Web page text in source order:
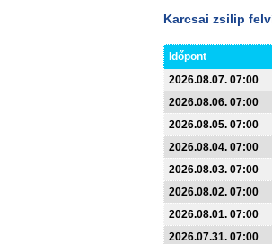
Karcsai zsilip
Időpont
2026.08.07. 07:00
2026.08.06. 07:00
2026.08.05. 07:00
2026.08.04. 07:00
2026.08.03. 07:00
2026.08.02. 07:00
2026.08.01. 07:00
2026.07.31. 07:00